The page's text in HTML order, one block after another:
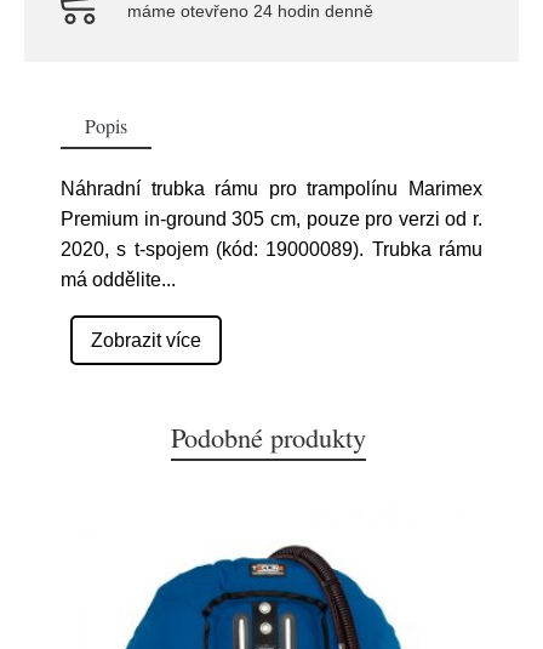
máme otevřeno 24 hodin denně
Popis
Náhradní trubka rámu pro trampolínu Marimex
Premium in-ground 305 cm, pouze pro verzi od r.
2020, s t-spojem (kód: 19000089). Trubka rámu
má oddělite...
Zobrazit více
Podobné produkty